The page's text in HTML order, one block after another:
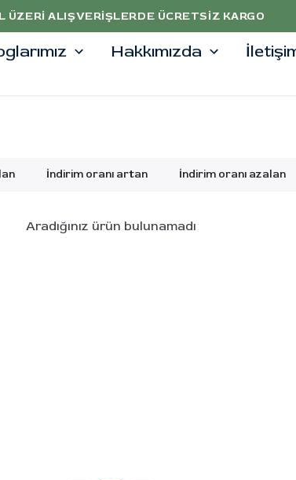
ÜZERI ALIŞVERIŞLERDE ÜCRETSIZ KARGO
Hakkımızda
İndirim oranı artan İndirim oranı azalan
Aradığınız ürün bulunamadı